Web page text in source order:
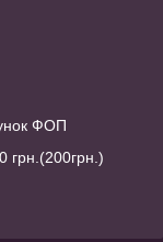
ФОП
грн.(200грн.)